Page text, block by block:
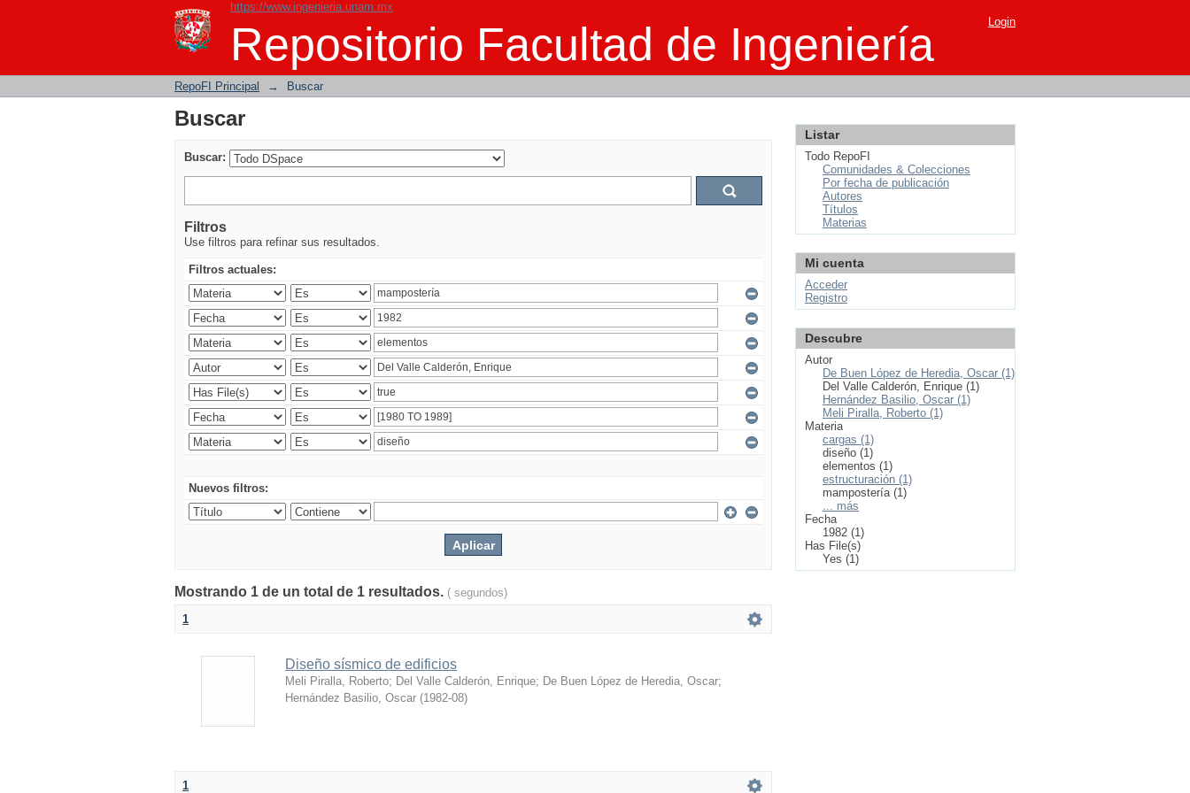
https://www.ingenieria.unam.mx
Repositorio Facultad de Ingeniería
Buscar Login
RepoFI Principal → Buscar
Buscar
Buscar:
Filtros
Use filtros para refinar sus resultados.
Filtros actuales:
Nuevos filtros:
Mostrando 1 de un total de 1 resultados. ( segundos)
1
Diseño sísmico de edificios
Meli Piralla, Roberto; Del Valle Calderón, Enrique; De Buen López de Heredia, Oscar;
Hernández Basilio, Oscar (1982-08)
1
Listar
Todo RepoFI
Comunidades & Colecciones
Por fecha de publicación
Autores
Títulos
Materias
Mi cuenta
Acceder
Registro
Descubre
Autor
De Buen López de Heredia, Oscar (1)
Del Valle Calderón, Enrique (1)
Hernández Basilio, Oscar (1)
Meli Piralla, Roberto (1)
Materia
cargas (1)
diseño (1)
elementos (1)
estructuración (1)
mampostería (1)
... más
Fecha
1982 (1)
Has File(s)
Yes (1)